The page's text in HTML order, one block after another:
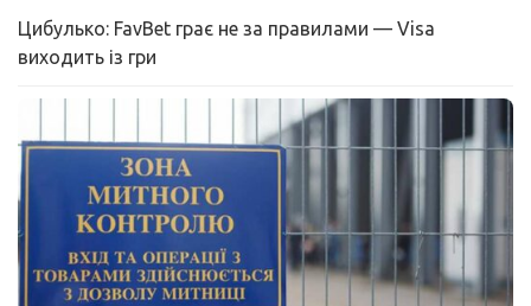
Цибулько: FavBet грає не за правилами — Visa
виходить із гри